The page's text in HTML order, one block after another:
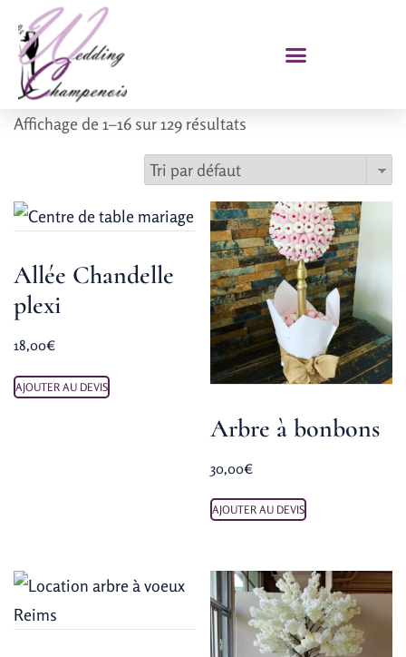
Affichage de 1–16 sur 129 résultats
Allée Chandelle
plexi
18,00€
AJOUTER AU DEVIS
Arbre à bonbons
30,00€
AJOUTER AU DEVIS